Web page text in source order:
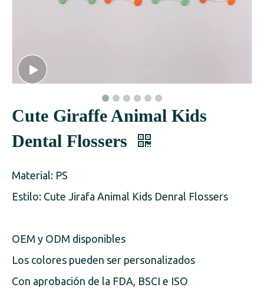
Cute Giraffe Animal Kids
Dental Flossers
Material: PS
Estilo: Cute Jirafa Animal Kids Denral Flossers
OEM y ODM disponibles
Los colores pueden ser personalizados
Con aprobación de la FDA, BSCI e ISO